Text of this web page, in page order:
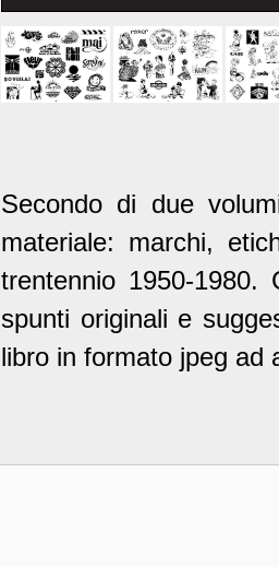
Secondo di due
materiale: marchi,
trentennio 1950-
spunti originali e
libro in formato jpeg ad